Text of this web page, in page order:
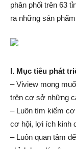
phân phối trên 63
ra những sản
I. Mục tiêu phát
– Viview mong
trên cơ sở những
– Luôn tìm kiếm
cơ hội, lợi ích kinh
– Luôn quan tâm